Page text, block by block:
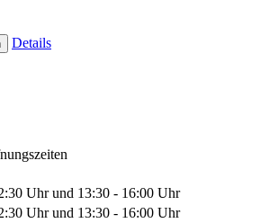
Details
Uhr und 13:30 - 16:00 Uhr
Uhr und 13:30 - 16:00 Uhr